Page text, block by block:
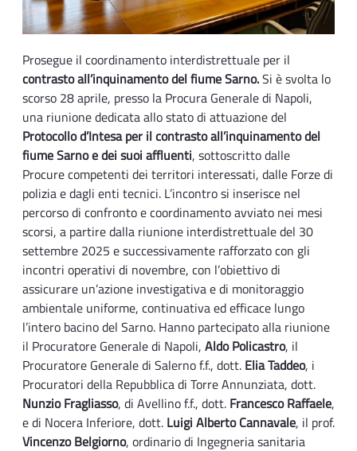
Prosegue il coordinamento interdistrettuale per il
contrasto all’inquinamento del fiume Sarno.Si è svolta lo
scorso 28 aprile, presso la Procura Generale di Napoli,
una riunione dedicata allo stato di attuazione del
Protocollo d’Intesa per il contrasto all’inquinamento del
fiume Sarno e dei suoi affluenti, sottoscritto dalle
Procure competenti dei territori interessati, dalle Forze di
polizia e dagli enti tecnici. L’incontro si inserisce nel
percorso di confronto e coordinamento avviato nei mesi
scorsi, a partire dalla riunione interdistrettuale del 30
settembre 2025 e successivamente rafforzato con gli
incontri operativi di novembre, con l’obiettivo di
assicurare un’azione investigativa e di monitoraggio
ambientale uniforme, continuativa ed efficace lungo
l’intero bacino del Sarno. Hanno partecipato alla riunione
il Procuratore Generale di Napoli, Aldo Policastro, il
Procuratore Generale di Salerno f.f., dott. Elia Taddeo, i
Procuratori della Repubblica di Torre Annunziata, dott.
Nunzio Fragliasso, di Avellino f.f., dott. Francesco Raffaele,
e di Nocera Inferiore, dott. Luigi Alberto Cannavale, il prof.
Vincenzo Belgiorno, ordinario di Ingegneria sanitaria